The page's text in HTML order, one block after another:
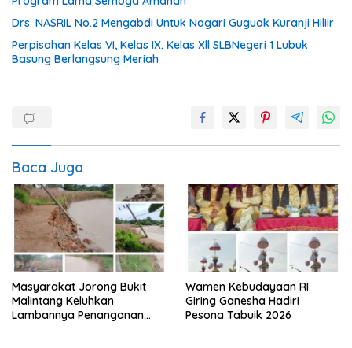
Drs. NASRIL No.2 Mengabdi Untuk Nagari Guguak Kuranji Hiliir
Perpisahan Kelas VI, Kelas IX, Kelas Xll SLBNegeri 1 Lubuk
Basung Berlangsung Meriah
Baca Juga
Masyarakat Jorong Bukit
Malintang Keluhkan
Lambannya Penanganan
Wamen Kebudayaan RI
Giring Ganesha Hadiri
Pesona Tabuik 2026